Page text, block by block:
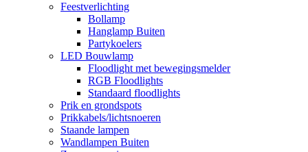
Feestverlichting
Bollamp
Hanglamp Buiten
Partykoelers
LED Bouwlamp
Floodlight met bewegingsmelder
RGB Floodlights
Standaard floodlights
Prik en grondspots
Prikkabels/lichtsnoeren
Staande lampen
Wandlampen Buiten